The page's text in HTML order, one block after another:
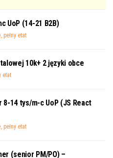
UoP (14-21 B2B)
pełny etat
10k+ 2 języki obce
etat
14 tys/m-c UoP (JS React
pełny etat
(senior PM/PO) –